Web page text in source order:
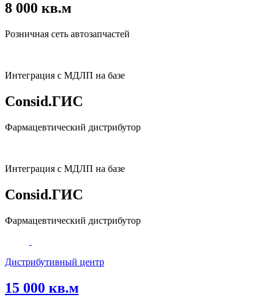
8 000 кв.м
Розничная сеть автозапчастей
Интеграция с МДЛП на базе
Consid.ГИС
Фармацевтический дистрибутор
Интеграция с МДЛП на базе
Consid.ГИС
Фармацевтический дистрибутор
Дистрибутивный центр
15 000 кв.м